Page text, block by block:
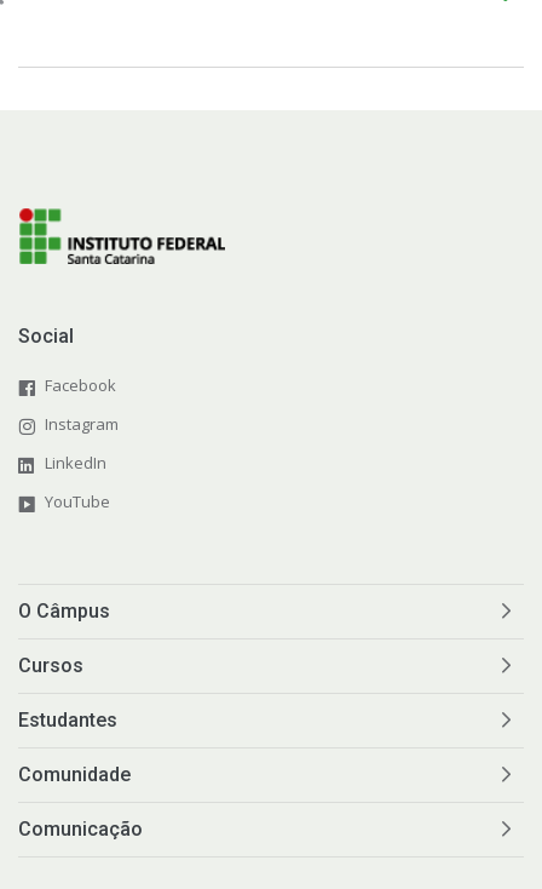
Social
Facebook
Instagram
LinkedIn
YouTube
O Câmpus
Cursos
Estudantes
Comunidade
Comunicação